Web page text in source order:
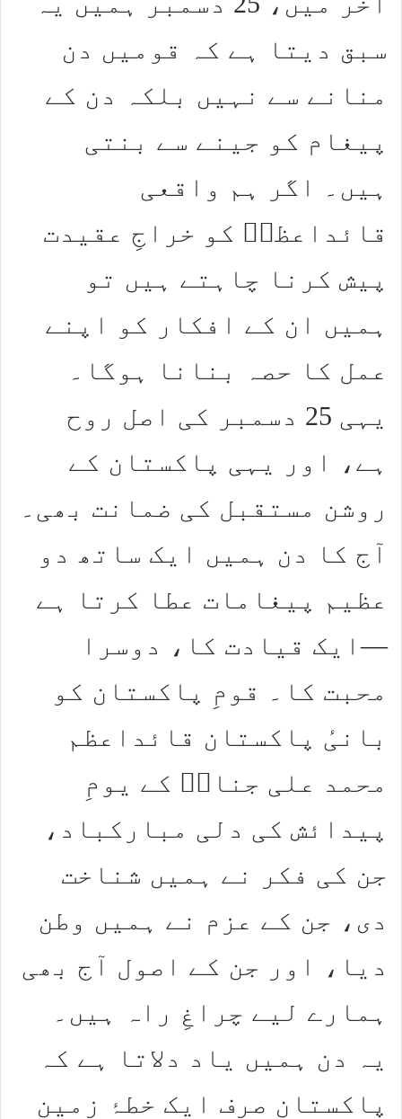
سبق دیتا ہے کہ قومیں دن
منانے سے نہیں بلکہ دن کے
پیغام کو جینے سے بنتی
ہیں۔ اگر ہم واقعی
قائداعظمؒ کو خراجِ عقیدت
پیش کرنا چاہتے ہیں تو
ہمیں ان کے افکار کو اپنے
عمل کا حصہ بنانا ہوگا۔
یہی 25 دسمبر کی اصل روح
ہے، اور یہی پاکستان کے
روشن مستقبل کی ضمانت بھی۔
آج کا دن ہمیں ایک ساتھ دو
عظیم پیغامات عطا کرتا ہے
—ایک قیادت کا، دوسرا
محبت کا۔ قومِ پاکستان کو
بانیٔ پاکستان قائداعظم
محمد علی جناحؒ کے یومِ
پیدائش کی دلی مبارکباد،
جن کی فکر نے ہمیں شناخت
دی، جن کے عزم نے ہمیں وطن
دیا، اور جن کے اصول آج بھی
ہمارے لیے چراغِ راہ ہیں۔
یہ دن ہمیں یاد دلاتا ہے کہ
پاکستان صرف ایک خطۂ زمین